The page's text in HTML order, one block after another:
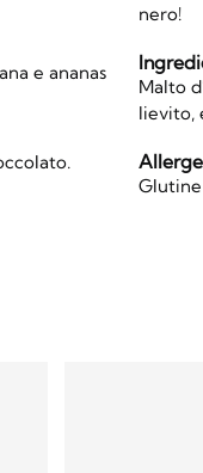
e ananas
nero!
Malto
lievito,
Glutine